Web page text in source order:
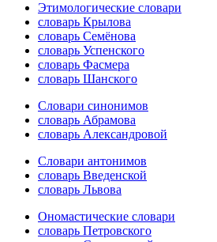
Этимологические словари
словарь Крылова
словарь Семёнова
словарь Успенского
словарь Фасмера
словарь Шанского
Словари синонимов
словарь Абрамова
словарь Александровой
Словари антонимов
словарь Введенской
словарь Львова
Ономастические словари
словарь Петровского